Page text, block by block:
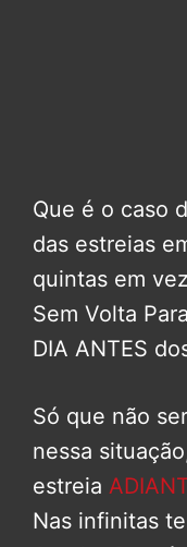
Que é o caso
das estreias
quintas em
Sem Volta
DIA ANTES
Só que não
nessa
estreia
Nas infinitas